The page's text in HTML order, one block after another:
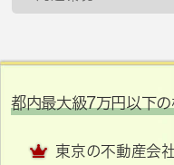
都内最大級7万円以下
東京の不動産会